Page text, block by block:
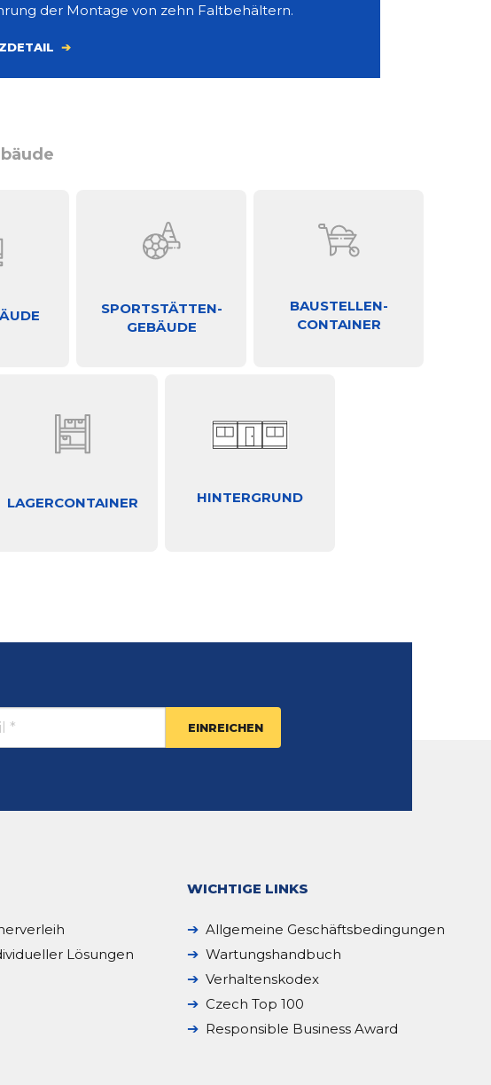
der Montage von zehn Faltbehältern.
SPORTSTÄTTEN-
GEBÄUDE
BAUSTELLEN-
CONTAINER
LAGERCONTAINER HINTERGRUND
Lösungen
WICHTIGE LINKS
Allgemeine Geschäftsbedingungen
Wartungshandbuch
Verhaltenskodex
Czech Top 100
Responsible Business Award